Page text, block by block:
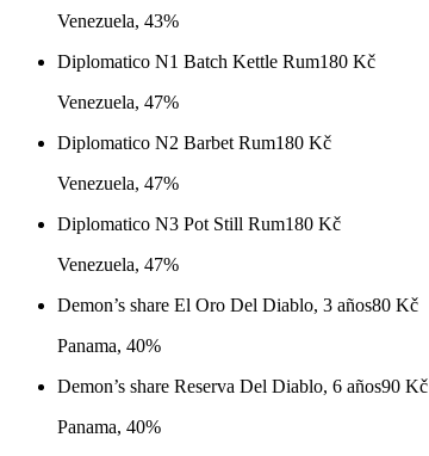
Venezuela, 43%
Diplomatico N1 Batch Kettle Rum180 Kč
Venezuela, 47%
Diplomatico N2 Barbet Rum180 Kč
Venezuela, 47%
Diplomatico N3 Pot Still Rum180 Kč
Venezuela, 47%
Demon’s share El Oro Del Diablo, 3 años80 Kč
Panama, 40%
Demon’s share Reserva Del Diablo, 6 años90 Kč
Panama, 40%